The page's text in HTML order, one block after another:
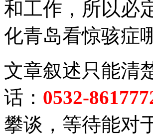
和工作，所以必
化青岛看惊骇症
文章叙述只能清
话： 0532-
攀谈，等待能对